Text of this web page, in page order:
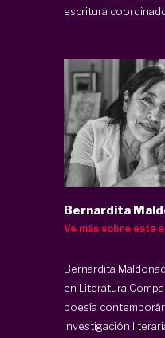
escritura
Bernardita
Ve más sobre esta
Bernardita
en Literatura
poesía
investigación